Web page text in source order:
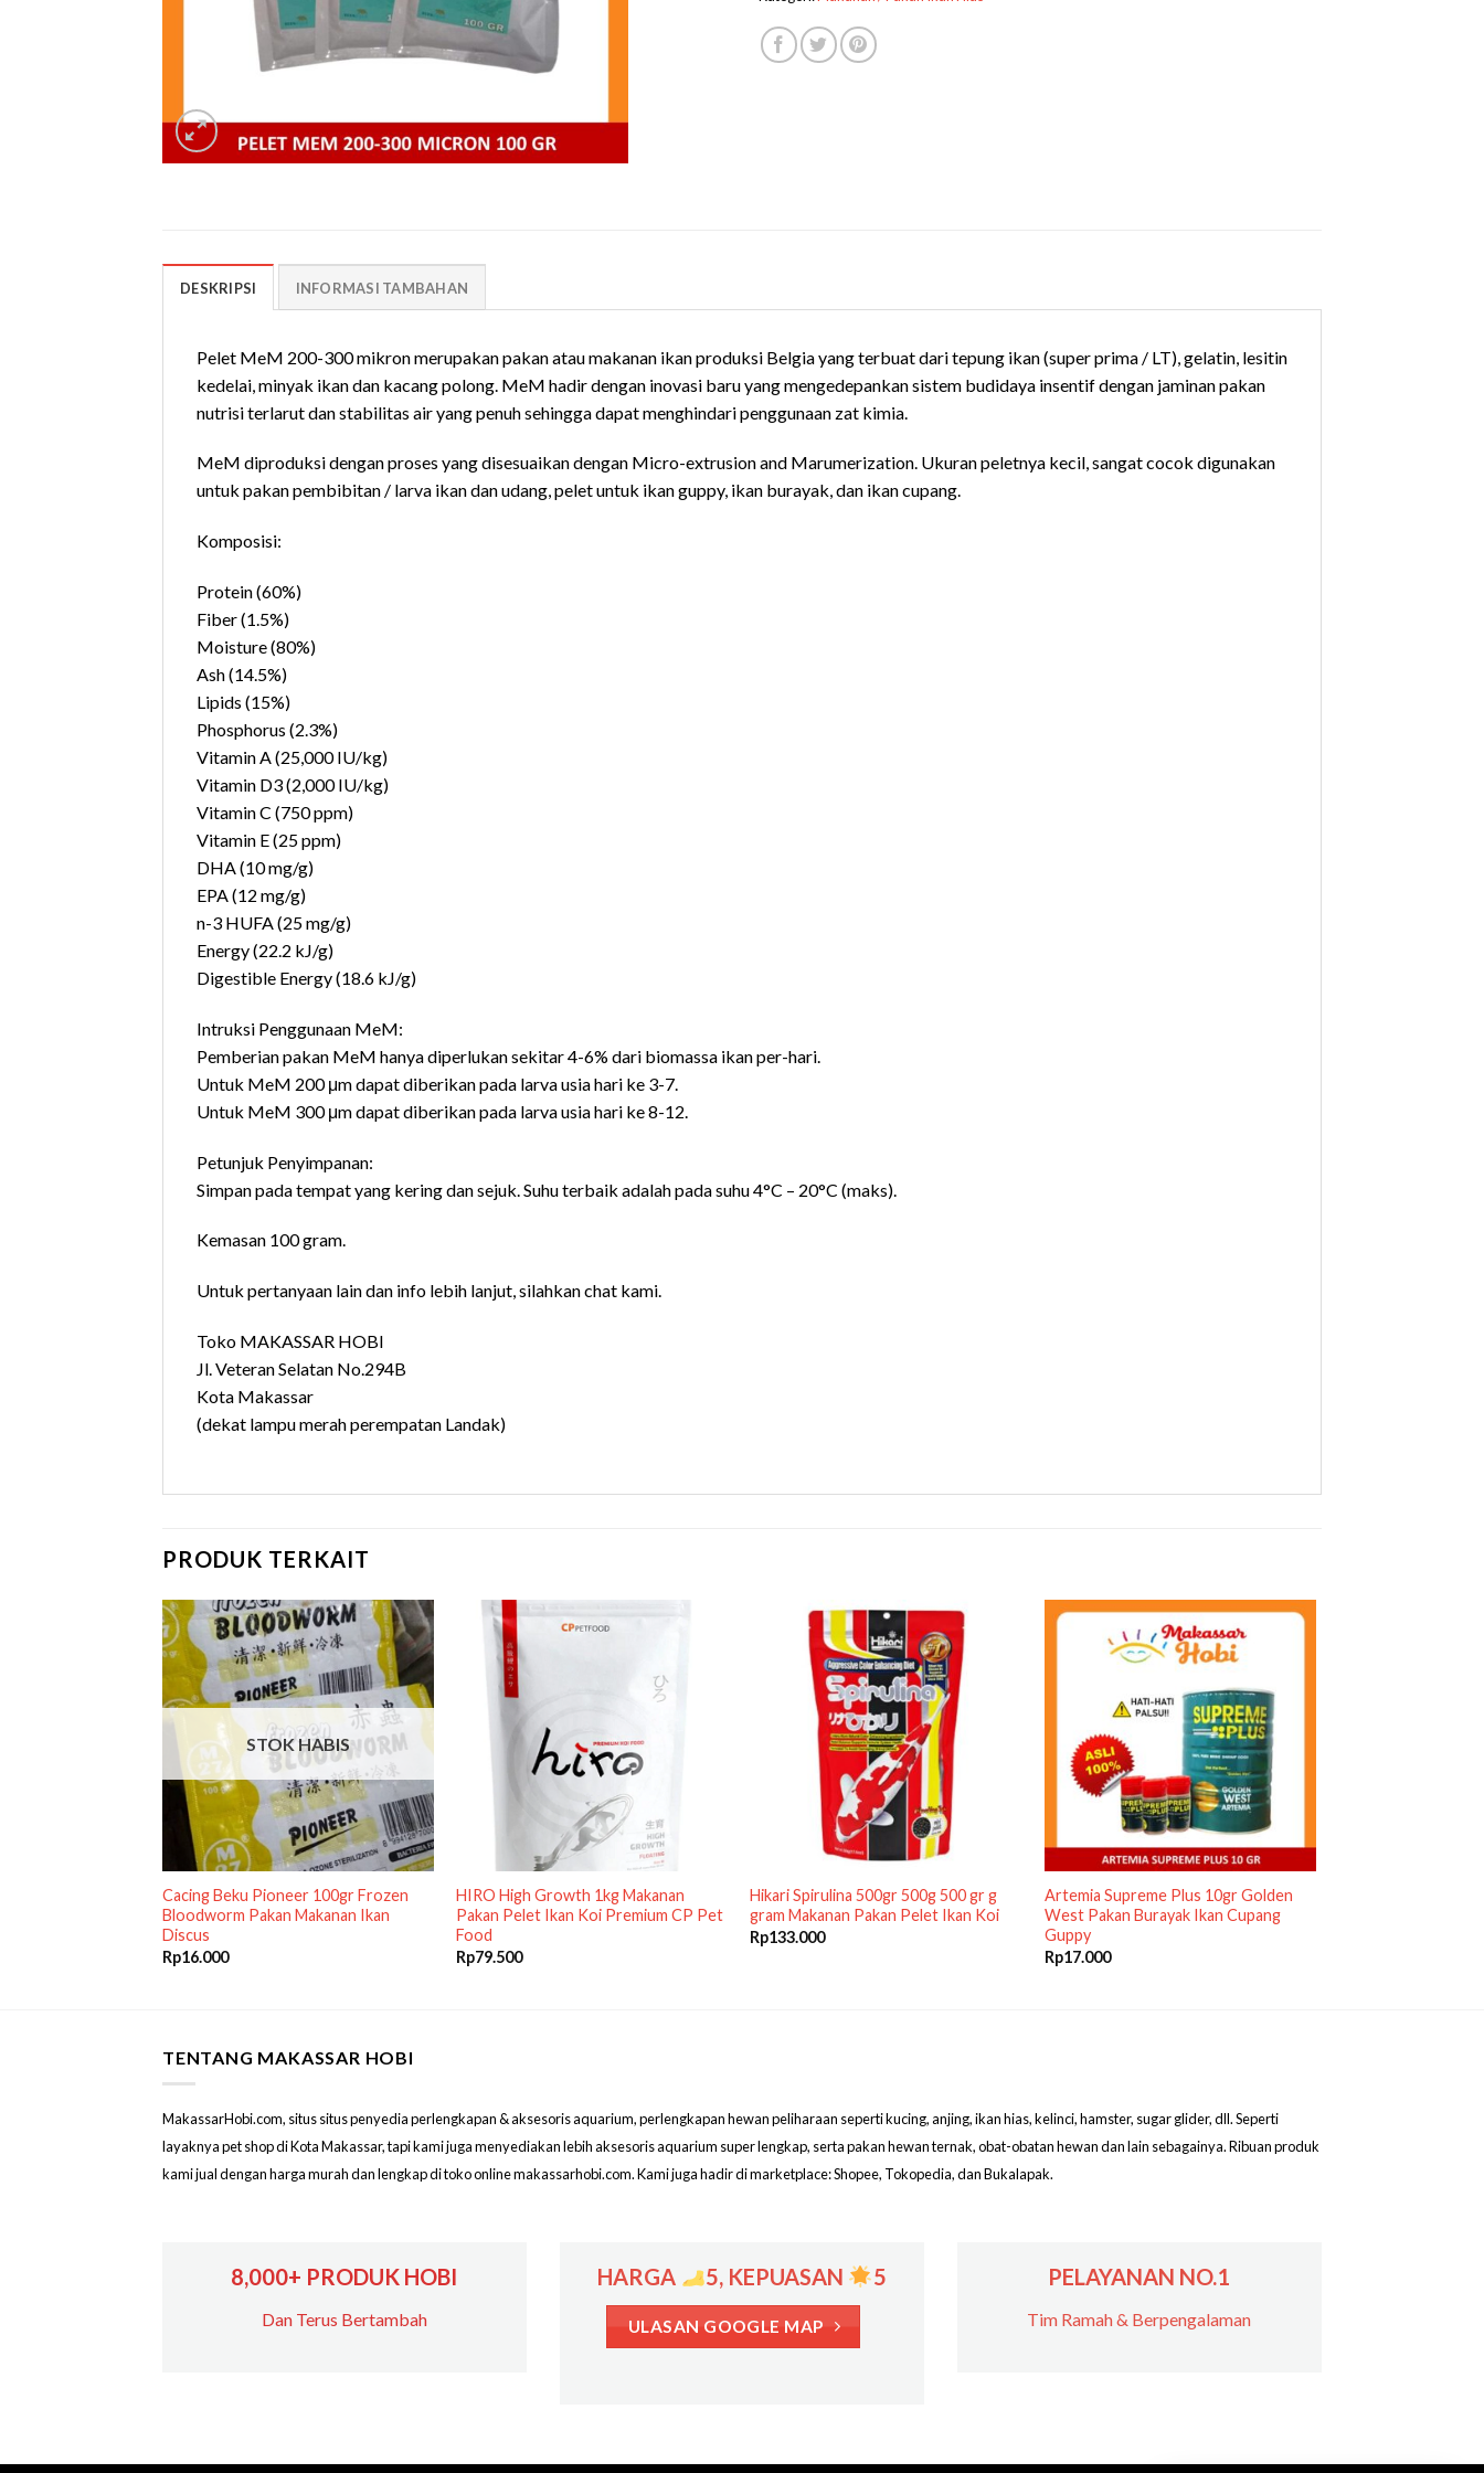
DESKRIPSI INFORMASI TAMBAHAN
Pelet MeM 200-300 mikron merupakan pakan atau makanan ikan produksi Belgia yang terbuat dari tepung ikan (super prima / LT), gelatin, lesitin
kedelai, minyak ikan dan kacang polong. MeM hadir dengan inovasi baru yang mengedepankan sistem budidaya insentif dengan jaminan pakan
nutrisi terlarut dan stabilitas air yang penuh sehingga dapat menghindari penggunaan zat kimia.
MeM diproduksi dengan proses yang disesuaikan dengan Micro-extrusion and Marumerization. Ukuran peletnya kecil, sangat cocok digunakan
untuk pakan pembibitan / larva ikan dan udang, pelet untuk ikan guppy, ikan burayak, dan ikan cupang.
Komposisi:
Protein (60%)
Fiber (1.5%)
Moisture (80%)
Ash (14.5%)
Lipids (15%)
Phosphorus (2.3%)
Vitamin A (25,000 IU/kg)
Vitamin D3 (2,000 IU/kg)
Vitamin C (750 ppm)
Vitamin E (25 ppm)
DHA (10 mg/g)
EPA (12 mg/g)
n-3 HUFA (25 mg/g)
Energy (22.2 kJ/g)
Digestible Energy (18.6 kJ/g)
Intruksi Penggunaan MeM:
Pemberian pakan MeM hanya diperlukan sekitar 4-6% dari biomassa ikan per-hari.
Untuk MeM 200 μm dapat diberikan pada larva usia hari ke 3-7.
Untuk MeM 300 μm dapat diberikan pada larva usia hari ke 8-12.
Petunjuk Penyimpanan:
Simpan pada tempat yang kering dan sejuk. Suhu terbaik adalah pada suhu 4°C – 20°C (maks).
Kemasan 100 gram.
Untuk pertanyaan lain dan info lebih lanjut, silahkan chat kami.
Toko MAKASSAR HOBI
Jl. Veteran Selatan No.294B
Kota Makassar
(dekat lampu merah perempatan Landak)
PRODUK TERKAIT
STOK HABIS
Cacing Beku Pioneer 100gr Frozen
Bloodworm Pakan Makanan Ikan
Discus
Rp16.000
HIRO High Growth 1kg Makanan
Pakan Pelet Ikan Koi Premium CP Pet
Food
Rp79.500
Hikari Spirulina 500gr 500g 500 gr g
gram Makanan Pakan Pelet Ikan Koi
Rp133.000
Artemia Supreme Plus 10gr Golden
West Pakan Burayak Ikan Cupang
Guppy
Rp17.000
TENTANG MAKASSAR HOBI
MakassarHobi.com, situs situs penyedia perlengkapan & aksesoris aquarium, perlengkapan hewan peliharaan seperti kucing, anjing, ikan hias, kelinci, hamster, sugar glider, dll. Seperti
layaknya pet shop di Kota Makassar, tapi kami juga menyediakan lebih aksesoris aquarium super lengkap, serta pakan hewan ternak, obat-obatan hewan dan lain sebagainya. Ribuan produk
kami jual dengan harga murah dan lengkap di toko online makassarhobi.com. Kami juga hadir di marketplace: Shopee, Tokopedia, dan Bukalapak.
8,000+ PRODUK HOBI
Dan Terus Bertambah
HARGA 5, KEPUASAN 5
ULASAN GOOGLE MAP
PELAYANAN NO.1
Tim Ramah & Berpengalaman